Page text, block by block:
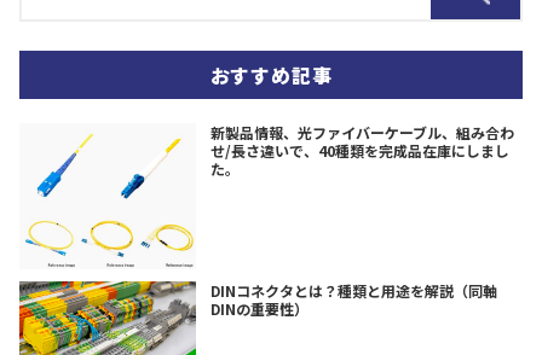
おすすめ記事
新製品情報、光ファイバーケーブル、組み合わ
せ/長さ違いで、40種類を完成品在庫にしまし
た。
DINコネクタとは？種類と用途を解説（同軸
DINの重要性）